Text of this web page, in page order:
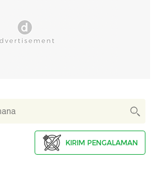
KIRIM PENGALAMAN